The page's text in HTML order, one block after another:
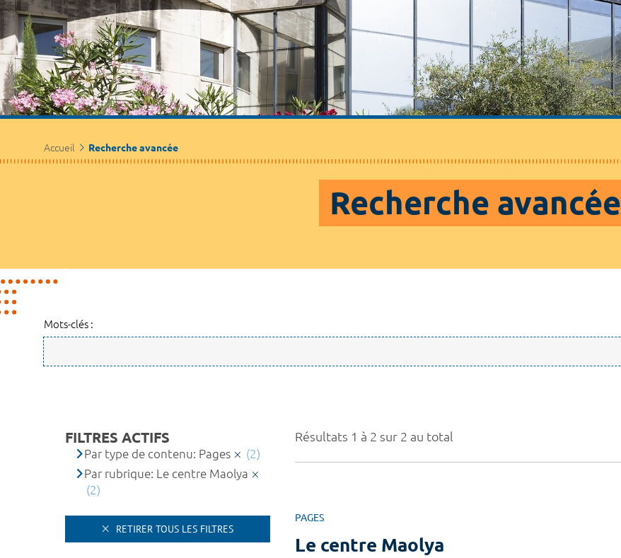
Accueil Recherche avancée
Recherche avancée
Mots-clés :
Résultats 1 à 2 sur 2 au total
PAGES
Le centre Maolya
FILTRES ACTIFS
Par type de contenu: Pages
(2)
Par rubrique: Le centre Maolya
(2)
RETIRER TOUS LES FILTRES